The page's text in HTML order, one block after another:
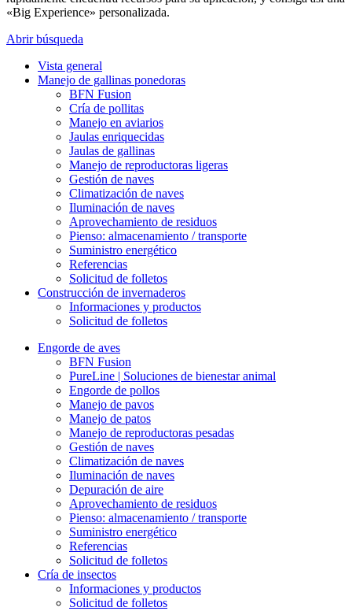
«Big Experience» personalizada.
Abrir búsqueda
Vista general
Manejo de gallinas ponedoras
BFN Fusion
Cría de pollitas
Manejo en aviarios
Jaulas enriquecidas
Jaulas de gallinas
Manejo de reproductoras ligeras
Gestión de naves
Climatización de naves
Iluminación de naves
Aprovechamiento de residuos
Pienso: almacenamiento / transporte
Suministro energético
Referencias
Solicitud de folletos
Construcción de invernaderos
Informaciones y productos
Solicitud de folletos
Engorde de aves
BFN Fusion
PureLine | Soluciones de bienestar animal
Engorde de pollos
Manejo de pavos
Manejo de patos
Manejo de reproductoras pesadas
Gestión de naves
Climatización de naves
Iluminación de naves
Depuración de aire
Aprovechamiento de residuos
Pienso: almacenamiento / transporte
Suministro energético
Referencias
Solicitud de folletos
Cría de insectos
Informaciones y productos
Solicitud de folletos